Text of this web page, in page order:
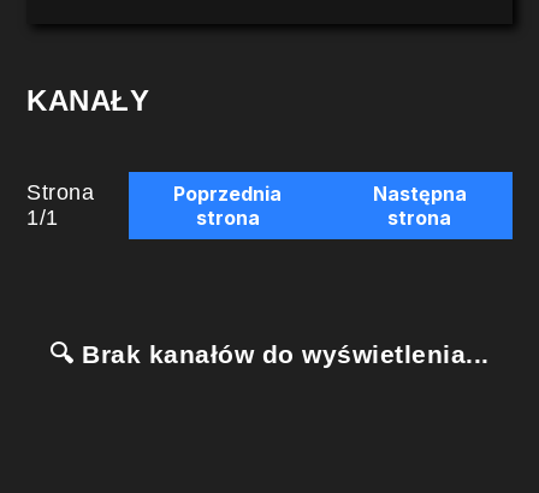
KANAŁY
Strona
1/1
Poprzednia
strona
Następna
strona
🔍 Brak kanałów do wyświetlenia...